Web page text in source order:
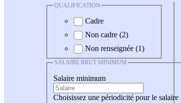
QUALIFICATION
Cadre
Non cadre (2)
Non renseignée (1)
SALAIRE BRUT MINIMUM
Salaire minimum
Choisissez une périodicité pour le salaire